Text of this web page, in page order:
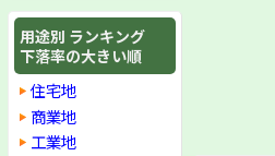
用途別 ランキング
下落率の大きい順
住宅地
商業地
工業地